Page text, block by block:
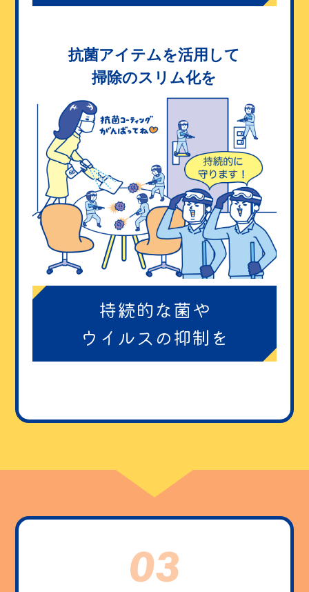
抗菌アイテムを活用して
掃除のスリム化を
持続的な菌や
ウイルスの抑制を